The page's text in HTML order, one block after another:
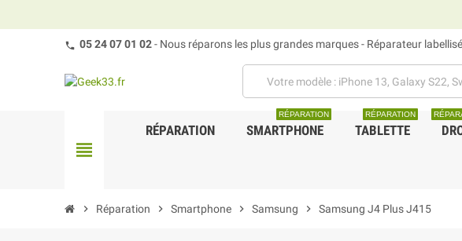
05 24 07 01 02- Nous réparons les plus grandes marques - Réparateur
view_headline
RÉPARATION SMARTPHONE
RÉPARATION
TABLETTE
RÉPARATION
chevron_right Réparation chevron_right Smartphone chevron_right Samsung chevron_right Samsung J4 Plus J415